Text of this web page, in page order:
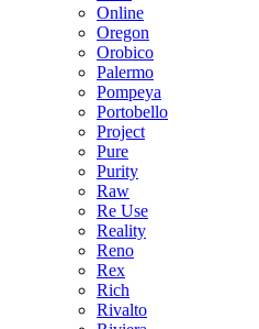
Online
Oregon
Orobico
Palermo
Pompeya
Portobello
Project
Pure
Purity
Raw
Re Use
Reality
Reno
Rex
Rich
Rivalto